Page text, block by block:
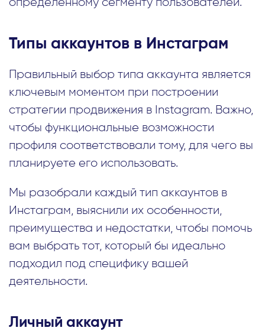
определенному сегменту пользователей.
Типы аккаунтов в Инстаграм
Правильный выбор типа аккаунта является
ключевым моментом при построении
стратегии продвижения в Instagram. Важно,
чтобы функциональные возможности
профиля соответствовали тому, для чего вы
планируете его использовать.
Мы разобрали каждый тип аккаунтов в
Инстаграм, выяснили их особенности,
преимущества и недостатки, чтобы помочь
вам выбрать тот, который бы идеально
подходил под специфику вашей
деятельности.
Личный аккаунт